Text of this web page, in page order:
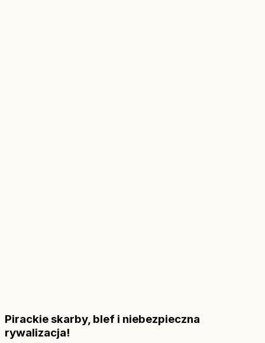
Pirackie skarby, blef i niebezpieczna
rywalizacja!